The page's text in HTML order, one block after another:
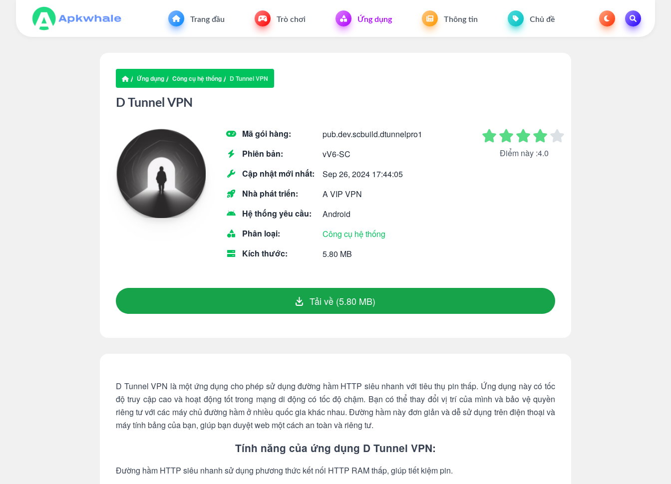
Trang đầu Trò chơi Ứng dụng Thông tin Chủ đề
Ứng dụng Công cụ hệ thống D Tunnel VPN
D Tunnel VPN
Mã gói hàng:
pub.dev.scbuild.dtunnelpro1
Phiên bản:
vV6-SC
Cập nhật mới nhất:
Sep 26, 2024 17:44:05
Nhà phát triển:
A VIP VPN
Hệ thống yêu cầu:
Android
Phân loại:
Công cụ hệ thống
Kích thước:
5.80 MB
Điểm này :4.0
Tải về (5.80 MB)
D Tunnel VPN là một ứng dụng cho phép sử dụng đường hầm HTTP siêu nhanh với tiêu thụ pin thấp. Ứng dụng này có tốc
độ truy cập cao và hoạt động tốt trong mạng di động có tốc độ chậm. Bạn có thể thay đổi vị trí của mình và bảo vệ quyền
riêng tư với các máy chủ đường hầm ở nhiều quốc gia khác nhau. Đường hầm này đơn giản và dễ sử dụng trên điện thoại và
máy tính bảng của bạn, giúp bạn duyệt web một cách an toàn và riêng tư.
Tính năng của ứng dụng D Tunnel VPN:
Đường hầm HTTP siêu nhanh sử dụng phương thức kết nối HTTP RAM thấp, giúp tiết kiệm pin.